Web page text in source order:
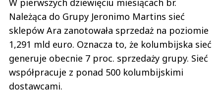
W pierwszych dziewięciu miesiącach br.
Należąca do Grupy Jeronimo Martins sieć
sklepów Ara zanotowała sprzedaż na poziomie
1,291 mld euro. Oznacza to, że kolumbijska sieć
generuje obecnie 7 proc. sprzedaży grupy. Sieć
współpracuje z ponad 500 kolumbijskimi
dostawcami.